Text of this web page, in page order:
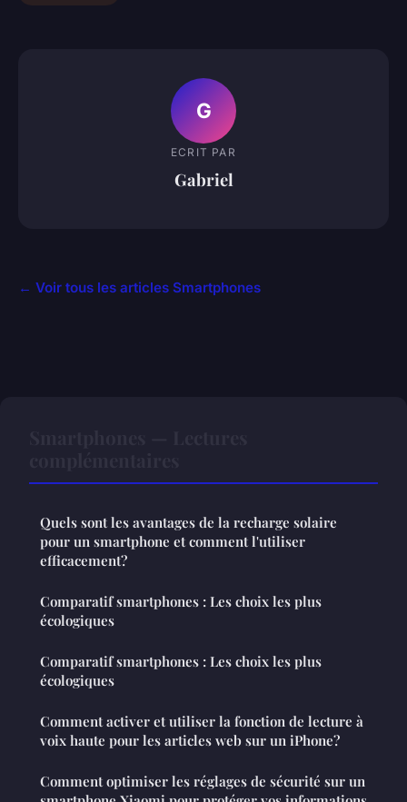
G
ECRIT PAR
Gabriel
← Voir tous les articles Smartphones
Quels sont les avantages de la recharge solaire
pour un smartphone et comment l'utiliser
efficacement?
Comparatif smartphones : Les choix les plus
écologiques
Comparatif smartphones : Les choix les plus
écologiques
Comment activer et utiliser la fonction de lecture à
voix haute pour les articles web sur un iPhone?
Comment optimiser les réglages de sécurité sur un